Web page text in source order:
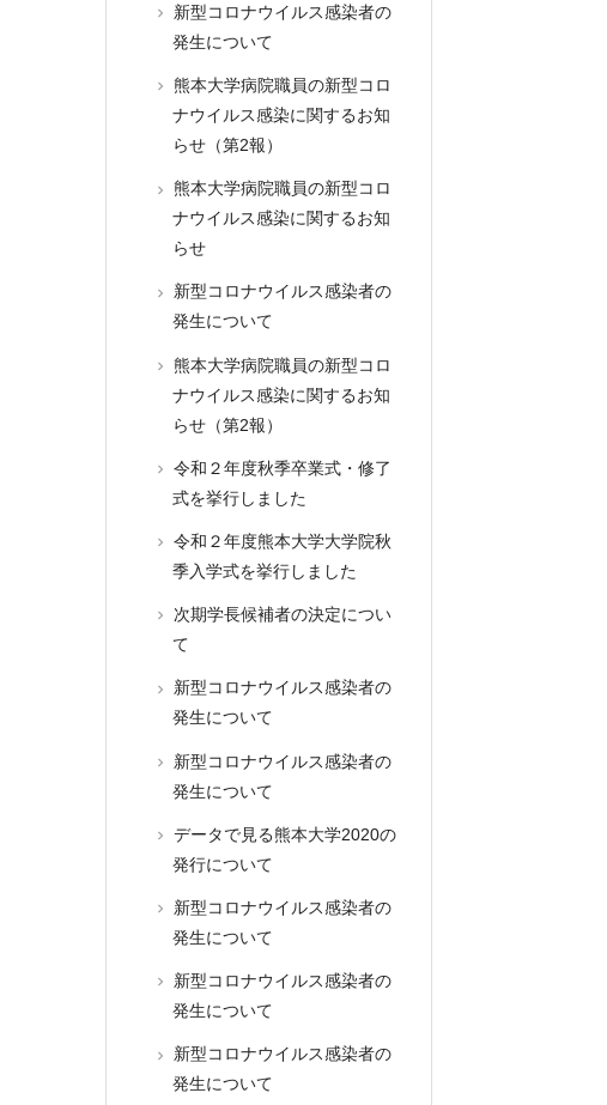
新型コロナウイルス感染者の
発生について
熊本大学病院職員の新型コロ
ナウイルス感染に関するお知
らせ（第2報）
熊本大学病院職員の新型コロ
ナウイルス感染に関するお知
らせ
新型コロナウイルス感染者の
発生について
熊本大学病院職員の新型コロ
ナウイルス感染に関するお知
らせ（第2報）
令和２年度秋季卒業式・修了
式を挙行しました
令和２年度熊本大学大学院秋
季入学式を挙行しました
次期学長候補者の決定につい
て
新型コロナウイルス感染者の
発生について
新型コロナウイルス感染者の
発生について
データで見る熊本大学2020の
発行について
新型コロナウイルス感染者の
発生について
新型コロナウイルス感染者の
発生について
新型コロナウイルス感染者の
発生について